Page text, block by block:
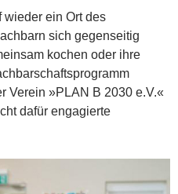
wieder ein Ort des
sich gegenseitig
kochen oder ihre
Verein »PLAN B 2030 e.V.«
dafür engagierte